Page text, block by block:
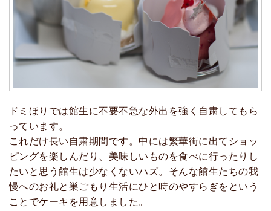
ドミほりでは館生に不要不急な外出を強く自粛してもら
っています。
これだけ長い自粛期間です。中には繁華街に出てショッ
ピングを楽しんだり、美味しいものを食べに行ったりし
たいと思う館生は少なくないハズ。そんな館生たちの我
慢へのお礼と巣ごもり生活にひと時のやすらぎをという
ことでケーキを用意しました。